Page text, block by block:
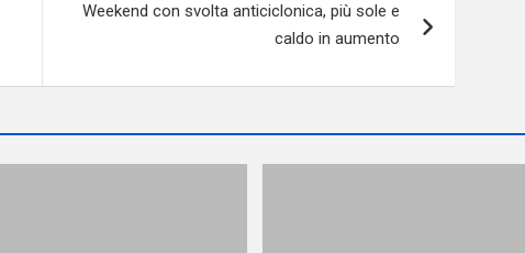
Weekend con svolta anticiclonica, più sole e
caldo in aumento